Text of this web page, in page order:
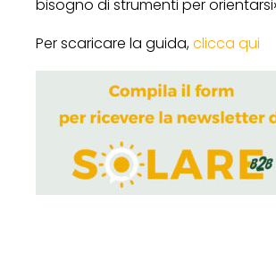
bisogno di strumenti per
Per scaricare la guida,clicca qui